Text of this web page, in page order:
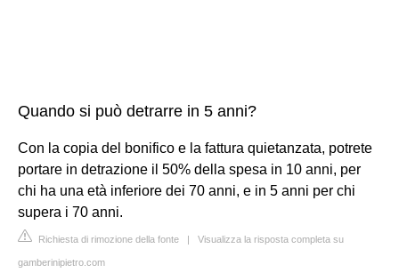
Quando si può detrarre in 5 anni?
Con la copia del bonifico e la fattura quietanzata, potrete
portare in detrazione il 50% della spesa in 10 anni, per
chi ha una età inferiore dei 70 anni, e in 5 anni per chi
supera i 70 anni.
Richiesta di rimozione della fonte | Visualizza la risposta completa su
gamberinipietro.com